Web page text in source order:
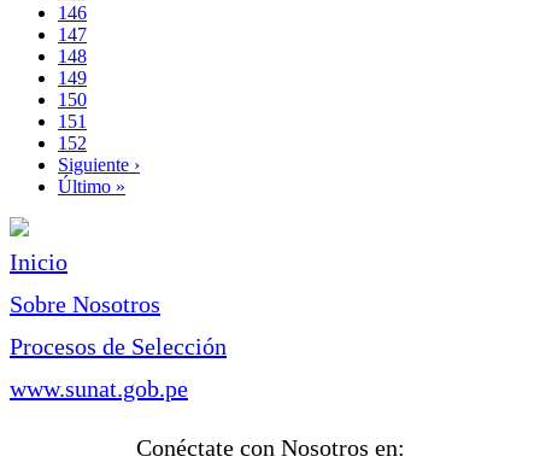
Page
146
Page
147
Página
actual
148
Page
149
Page
150
Page
151
Page
152
Siguiente
página
Siguiente ›
Última
Último »
Inicio
Sobre Nosotros
Procesos de Selección
www.sunat.gob.pe
Conéctate con Nosotros en: